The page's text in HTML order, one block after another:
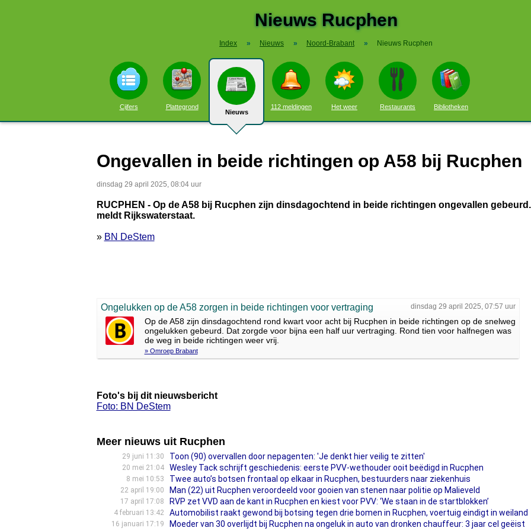
Nieuws Rucphen
Index » Nieuws » Noord-Brabant » Nieuws Rucphen
Cijfers Plattegrond
Nieuws
112 meldingen Het weer Restaurants Bibliotheken
Ongevallen in beide richtingen op A58 bij Rucphen
dinsdag 29 april 2025, 08:04 uur
RUCPHEN - Op de A58 bij Rucphen zijn dinsdagochtend in beide richtingen ongevallen
meldt Rijkswaterstaat.
» BN DeStem
dinsdag 29 april 2025, 07:57 uur
Ongelukken op de A58 zorgen in beide richtingen voor vertraging
Op de A58 zijn dinsdagochtend rond kwart voor acht bij Rucphen in beide richtingen op de snelweg
ongelukken gebeurd. Dat zorgde voor bijna een half uur vertraging. Rond tien voor halfnegen was
de weg in beide richtingen weer vrij.
» Omroep Brabant
Foto's bij dit nieuwsbericht
Foto: BN DeStem
Meer nieuws uit Rucphen
29 juni 11:30 Toon (90) overvallen door nepagenten: 'Je denkt hier veilig te zitten'
20 mei 21:04 Wesley Tack schrijft geschiedenis: eerste PVV-wethouder ooit beëdigd in Rucphen
8 mei 10:53 Twee auto’s botsen frontaal op elkaar in Rucphen, bestuurders naar ziekenhuis
22 april 19:00 Man (22) uit Rucphen veroordeeld voor gooien van stenen naar politie op Malieveld
17 april 17:08 RVP zet VVD aan de kant in Rucphen en kiest voor PVV: ‘We staan in de startblokken’
4 februari 13:42 Automobilist raakt gewond bij botsing tegen drie bomen in Rucphen, voertuig eindigt in weiland
16 januari 17:19
Moeder van 30 overlijdt bij Rucphen na ongeluk in auto van dronken chauffeur: 3 jaar cel geëist